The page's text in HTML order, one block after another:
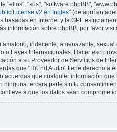
"ellos", "sus", "software phpBB",
License v2 en Ingles” (de aquí en
basadas en Internet y la GPL
información sobre phpBB, por favor
indecente, amenazante,
o Leyes Internacionales. Hacer eso
a su Proveedor de Servicios de
que "HiEnd Audio" tiene derecho a
que cualquier información
tercera parte sin tu
a que los datos sean